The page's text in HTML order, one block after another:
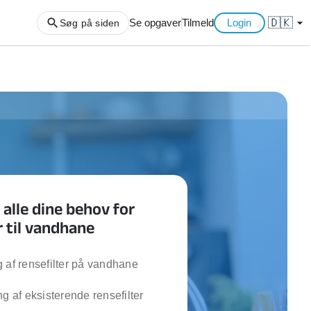
hvidevarer
af hjemme netværk
Søg på siden Se opgaverTilmeld Login 🇩🇰 arrow_drop_down
alle dine behov for
til vandhane
af rensefilter på vandhane
af eksisterende rensefilter